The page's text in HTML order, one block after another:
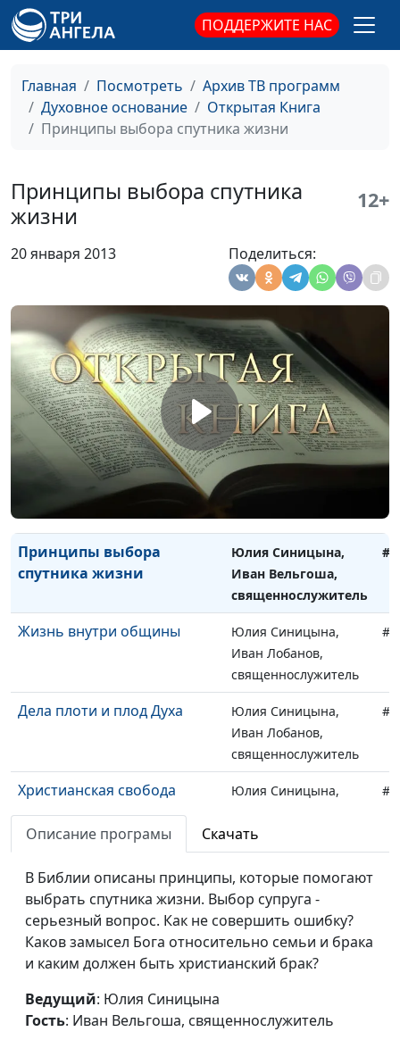
ПОДДЕРЖИТЕ НАС
Главная Посмотреть
Архив ТВ программ
Духовное основание
Открытая Книга
Принципы выбора спутника жизни
Принципы выбора спутника
жизни
12+
20 января 2013 Поделиться:
Иван Вельгоша,
священнослужитель
Иван Вельгоша,
священнослужитель
священнослужитель
Иван Вельгоша,
священнослужитель
Духовная жизнь семьи
Иван Вельгоша,
священнослужитель
Родители и дети
Юлия Синицына,
Иван Вельгоша,
священнослужитель
Сохранение семейного
Юлия Синицына,
Иван Вельгоша,
священнослужитель
Принципы выбора
спутника жизни
Юлия Синицына,
Иван Вельгоша,
священнослужитель
Жизнь внутри общины
Юлия Синицына,
Иван Лобанов,
священнослужитель
Дела плоти и плод Духа
Юлия Синицына,
Иван Лобанов,
священнослужитель
Христианская свобода
Юлия Синицына,
священнослужитель
Наш статус перед Богом
Иван Лобанов,
священнослужитель
Личные отношения
Юлия Синицына,
Иван Лобанов,
Рабы и сыновья
Юлия Синицына,
Описание програмы Скачать
В Библии описаны принципы, которые помогают
выбрать спутника жизни. Выбор супруга -
серьезный вопрос. Как не совершить ошибку?
Каков замысел Бога относительно семьи и брака
и каким должен быть христианский брак?
Ведущий: Юлия Синицына
Гость: Иван Вельгоша, священнослужитель